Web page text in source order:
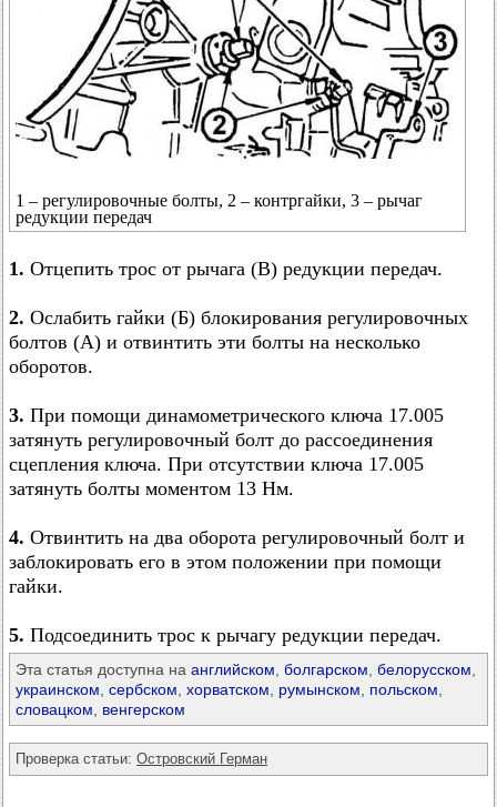
1 – регулировочные болты, 2 – контргайки, 3 – рычаг
редукции передач
1. Отцепить трос от рычага (В) редукции передач.
2. Ослабить гайки (Б) блокирования регулировочных
болтов (А) и отвинтить эти болты на несколько
оборотов.
3. При помощи динамометрического ключа 17.005
затянуть регулировочный болт до рассоединения
сцепления ключа. При отсутствии ключа 17.005
затянуть болты моментом 13 Нм.
4. Отвинтить на два оборота регулировочный болт и
заблокировать его в этом положении при помощи
гайки.
5. Подсоединить трос к рычагу редукции передач.
Эта статья доступна на английском болгарском белорусском
украинском сербском хорватском румынском польском
словацком
венгерском
Проверка статьи: Островский Герман